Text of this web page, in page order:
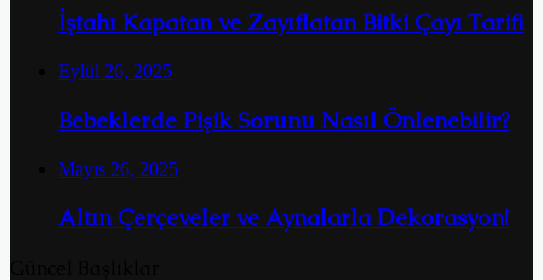
İştahı Kapatan ve Zayıflatan Bitki Çayı Tarifi
Eylül 26, 2025
Bebeklerde Pişik Sorunu Nasıl Önlenebilir?
Mayıs 26, 2025
Altın Çerçeveler ve Aynalarla Dekorasyon!